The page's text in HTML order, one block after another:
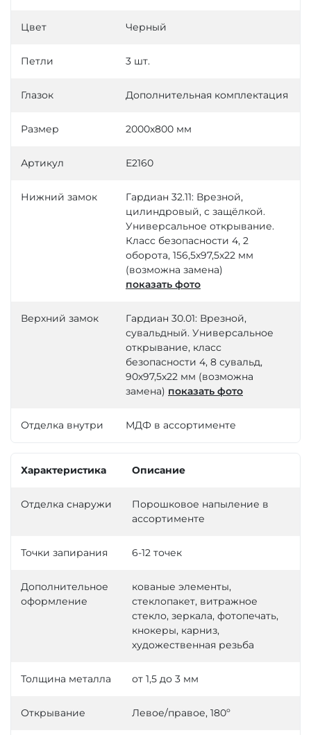
Цвет Черный
Петли 3 шт.
Глазок Дополнительная комплектация
Размер 2000х800 мм
Артикул Е2160
Нижний замок
Гардиан 32.11: Врезной,
цилиндровый, с защёлкой.
Универсальное открывание.
Класс безопасности 4, 2
оборота, 156,5х97,5х22 мм
(возможна замена)
показать фото
Верхний замок
Гардиан 30.01: Врезной,
сувальдный. Универсальное
открывание, класс
безопасности 4, 8 сувальд,
90х97,5х22 мм (возможна
замена) показать фото
Отделка внутри МДФ в ассортименте
Характеристика Описание
Отделка снаружи
Порошковое напыление в
ассортименте
Точки запирания 6-12 точек
Дополнительное
оформление
кованые элементы,
стеклопакет, витражное
стекло, зеркала, фотопечать,
кнокеры, карниз,
художественная резьба
Толщина металла от 1,5 до 3 мм
Открывание Левое/правое, 180º